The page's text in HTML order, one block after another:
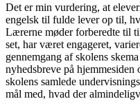
Det er min vurdering, at
engelsk til fulde lever op til,
Lærerne møder forberedte til
set, har været engageret,
gennemgang af skolens
nyhedsbreve på
skolens samlede
mål med, hvad der